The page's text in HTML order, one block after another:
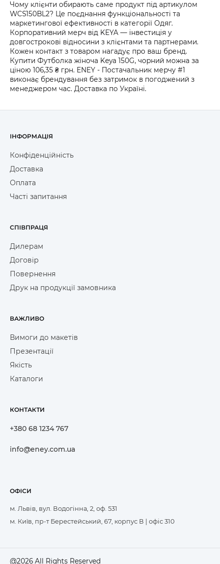
Чому клієнти обирають саме продукт під артикулом
WCS150BL2? Це поєднання функціональності та
маркетингової ефективності в категорії Одяг.
Корпоративний мерч від KEYA — інвестиція у
довгострокові відносини з клієнтами та партнерами.
Кожен контакт з товаром нагадує про ваш бренд.
Купити Футболка жіноча Keya 150G, чорний можна за
ціною 106,35 ₴ грн. ENEY - Постачальник мерчу #1
виконає брендування без затримок в погоджений з
менеджером час. Доставка по Україні.
ІНФОРМАЦІЯ
Конфіденційність
Доставка
Оплата
Часті запитання
СПІВПРАЦЯ
Дилерам
Договір
Повернення
Друк на продукції замовника
ВАЖЛИВО
Вимоги до макетів
Презентації
Якість
Каталоги
КОНТАКТИ
+380 68 1234 767
info@eney.com.ua
ОФІСИ
м. Львів, вул. Водогінна, 2, оф. 531
м. Київ, пр-т Берестейський, 67, корпус В | офіс 310
@2026 All Rights Reserved